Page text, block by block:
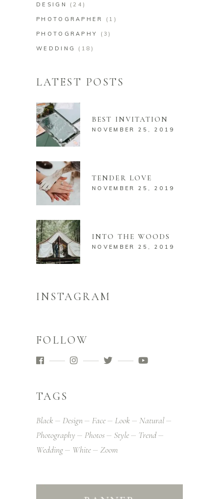
DESIGN (24)
PHOTOGRAPHER (1)
PHOTOGRAPHY (3)
WEDDING (18)
LATEST POSTS
BEST INVITATION
NOVEMBER 25, 2019
TENDER LOVE
NOVEMBER 25, 2019
INTO THE WOODS
NOVEMBER 25, 2019
INSTAGRAM
FOLLOW
TAGS
Black Design Face Look
Natural
Photography
Photos Style
Trend
Wedding
White Zoom